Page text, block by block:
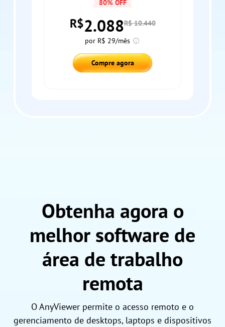
80% OFF
R$2.088R$ 10.440
por R$ 29/mês
Compre agora
Obtenha agora o
melhor software de
área de trabalho
remota
O AnyViewer permite o acesso remoto e o
gerenciamento de desktops, laptops e dispositivos